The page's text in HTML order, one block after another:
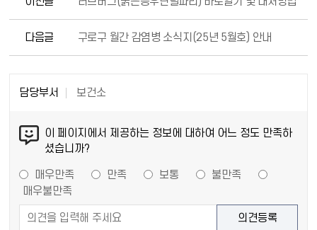
다음글 구로구 월간 감염병 소식지(25년 5월호) 안내
담당부서 보건소
이 페이지에서 제공하는 정보에 대하여 어느 정도 만족하
셨습니까?
매우만족 만족 보통
불만족
매우불만족